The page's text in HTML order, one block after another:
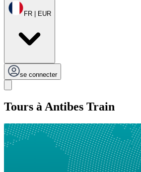
FR | EUR
se connecter
Tours à Antibes Train